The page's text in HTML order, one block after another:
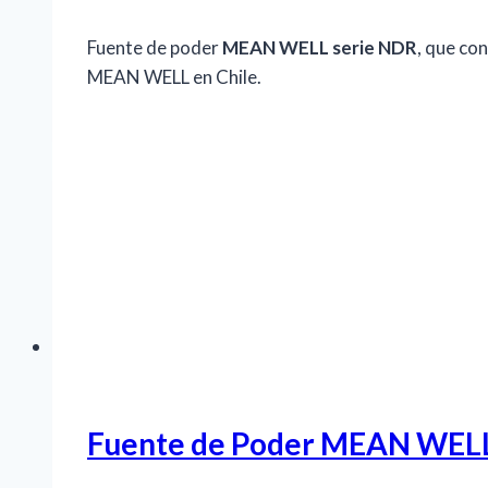
Fuente de poderMEAN WELL serie NDR, que
MEAN WELL en Chile.
Fuente de Poder MEAN